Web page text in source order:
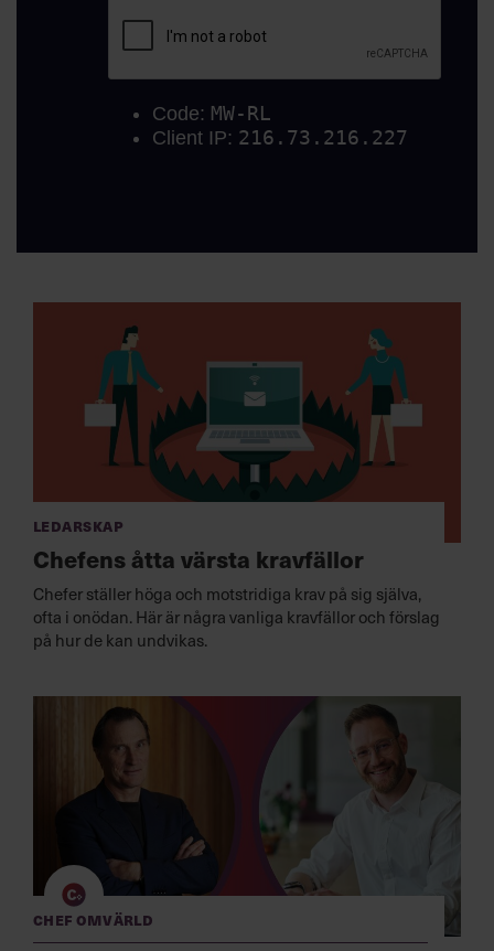
Ledarskap
Chefens åtta värsta kravfällor
Chefer ställer höga och motstridiga krav på sig själva,
ofta i onödan. Här är några vanliga kravfällor och förslag
på hur de kan undvikas.
Chef Omvärld